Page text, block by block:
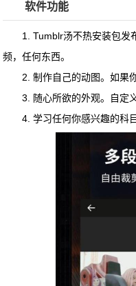
软件功能
1. Tumblr汤不热安装包发
频，任何东西。
2. 制作自己的动图。如果你
3. 随心所欲的外观。自定义
4. 学习任何你感兴趣的科目